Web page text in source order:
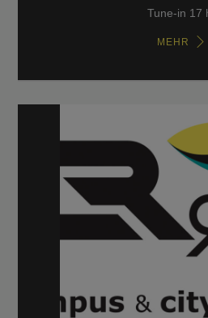
Tune-in 17
MEHR